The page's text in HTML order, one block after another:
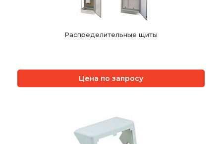
Распределительные щиты
Цена по запросу